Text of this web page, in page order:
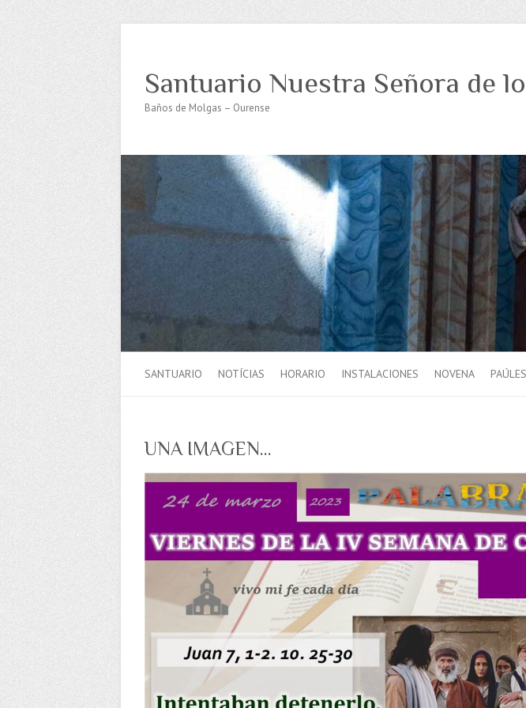
Santuario Nuestra Señora de
Baños de Molgas – Ourense
SANTUARIO NOTÍCIAS HORARIO INSTALACIONES NOVENA PAÚLES
UNA IMAGEN…